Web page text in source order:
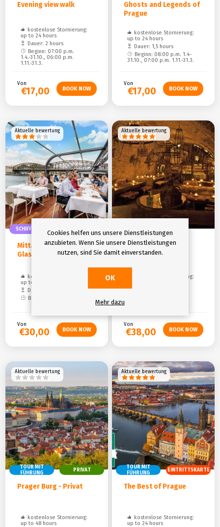
Evening view walk
kostenlose Stornierung:
up to 24 hours
Dauer: 2 hours
Beginn: 07:00 p.m.
1.4.-31.10., 06:00 p.m.
1.11.-31.3.
Von
€17,00
Ghosts and Legends of
Prague
kostenlose Stornierung:
up to 24 hours
Dauer: 1,5 hours
Beginn: 08:00 p.m. 1.4-
31.10., 07:00 p.m. 1.11.-31.3.
Von
€17,00
SCHIFFFAHRT
Mittagessen auf dem
Glasschiff
kostenlose Stornierung:
up to 48 hours
Dauer: 2 hours
Beginn: Daily 12:00 p.m.
Aktuelle bewertung
Von
€30,00
EINTRITTSKARTE
Medieval dinner
kostenlose Stornierung:
Aktuelle bewertung
Von
€38,00
TOUR MIT
FÜHRUNG
PRIVAT
Prager Burg - Privat
kostenlose Stornierung:
up to 48 hours
Aktuelle bewertung
TOUR MIT
FÜHRUNG
EINTRITTSKARTE
The Best of Prague
kostenlose Stornierung:
up to 24 hours
Aktuelle bewertung
Cookies helfen uns unsere Dienstleistungen
anzubieten. Wenn Sie unsere Dienstleistungen
nutzen, sind Sie damit einverstanden.
OK
Mehr dazu